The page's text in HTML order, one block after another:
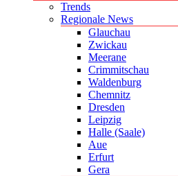
Trends
Regionale News
Glauchau
Zwickau
Meerane
Crimmitschau
Waldenburg
Chemnitz
Dresden
Leipzig
Halle (Saale)
Aue
Erfurt
Gera